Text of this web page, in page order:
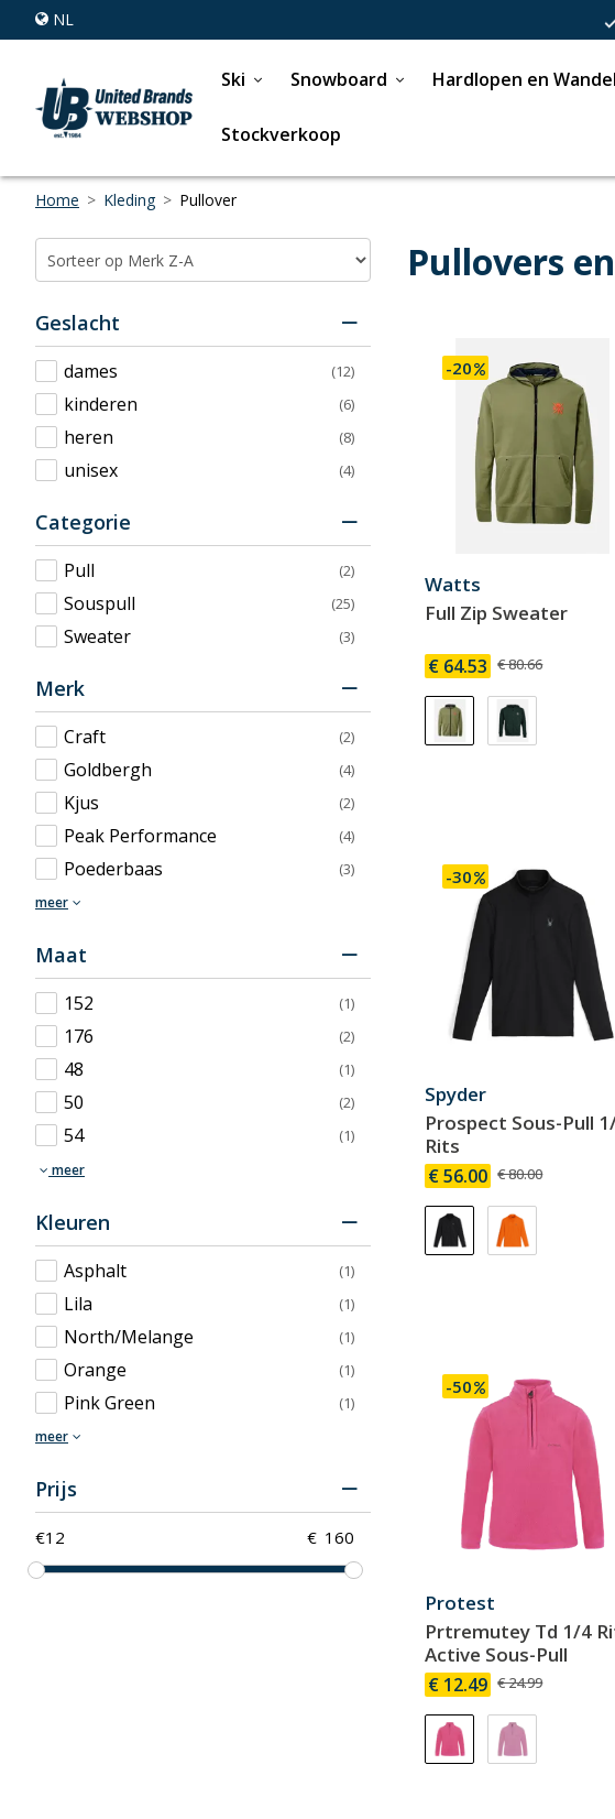
NL
Ski Snowboard Hardlopen en
Stockverkoop
Home > Kleding > Pullover
Geslacht
(12)
dames
(6)
kinderen
(8)
heren
(4)
unisex
Categorie
(2)
Pull
(25)
Souspull
(3)
Sweater
Merk
(2)
Craft
(4)
Goldbergh
(2)
Kjus
(4)
Peak Performance
(3)
Poederbaas
meer
Maat
(1)
152
(2)
176
(1)
48
(2)
50
(1)
54
meer
Kleuren
(1)
Asphalt
(1)
Lila
(1)
North/Melange
(1)
Orange
(1)
Pink Green
meer
Prijs
€ €
Pullovers
Watts
Full Zip Sweater
€ 64.53 € 80.66
-20
Spyder
Prospect Sous-Pull
Rits
€ 56.00 € 80.00
-30
Protest
Prtremutey Td 1/4
Active Sous-Pull
€ 12.49 € 24.99
-50